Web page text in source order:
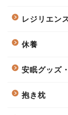
レジリエン
休養
安眠グッズ
抱き枕